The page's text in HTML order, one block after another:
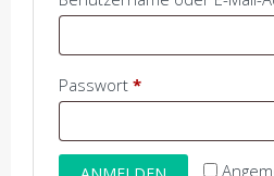
Passwort *Erforderlich